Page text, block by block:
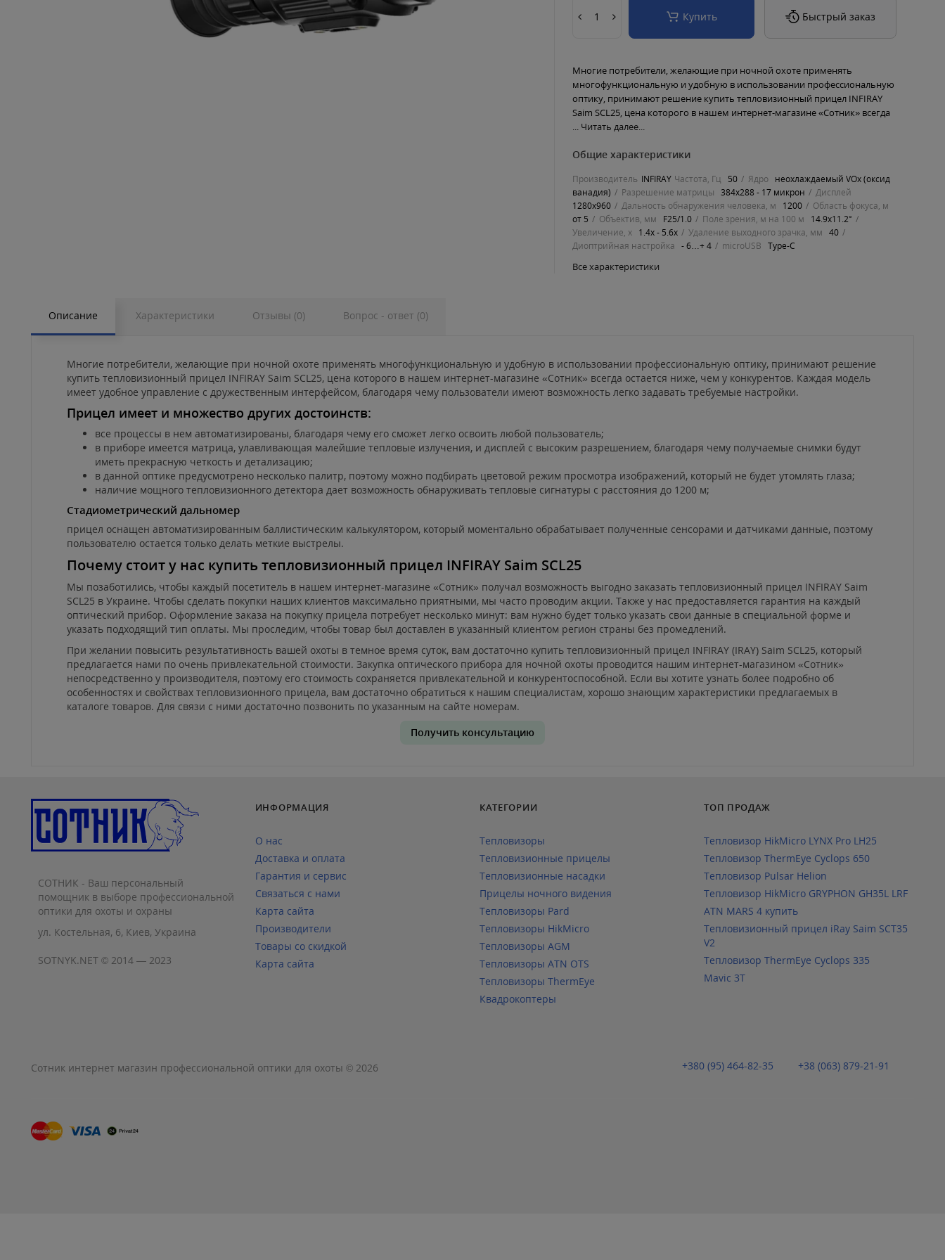
Купить Быстрый заказ
Многие потребители, желающие при ночной охоте применять
многофункциональную и удобную в использовании профессиональную
оптику, принимают решение купить тепловизионный прицел INFIRAY
Saim SCL25, цена которого в нашем интернет-магазине «Сотник» всегда
... Читать далее...
Общие характеристики
Производитель INFIRAY Частота, Гц 50 Ядро неохлаждаемый VOx (оксид
ванадия)
Разрешение матрицы 384x288 - 17 микрон
Дисплей
1280х960
Дальность обнаружения человека, м 1200
Область фокуса, м
от 5
Объектив, мм F25/1.0 Поле зрения, м на 100 м
14.9x11.2°
Увеличение, х 1.4х - 5.6х Удаление выходного зрачка, мм
40
Диоптрийная настройка
- 6…+ 4 microUSB Type-C
Все характеристики
Описание Характеристики Отзывы (0) Вопрос - ответ (0)
Многие потребители, желающие при ночной охоте применять многофункциональную и удобную в использовании профессиональную оптику, принимают решение
купить тепловизионный прицел INFIRAY Saim SCL25, цена которого в нашем интернет-магазине «Сотник» всегда остается ниже, чем у конкурентов. Каждая модель
имеет удобное управление с дружественным интерфейсом, благодаря чему пользователи имеют возможность легко задавать требуемые настройки.
Прицел имеет и множество других достоинств:
все процессы в нем автоматизированы, благодаря чему его сможет легко освоить любой пользователь;
в приборе имеется матрица, улавливающая малейшие тепловые излучения, и дисплей с высоким разрешением, благодаря чему получаемые снимки будут
иметь прекрасную четкость и детализацию;
в данной оптике предусмотрено несколько палитр, поэтому можно подбирать цветовой режим просмотра изображений, который не будет утомлять глаза;
наличие мощного тепловизионного детектора дает возможность обнаруживать тепловые сигнатуры с расстояния до 1200 м;
Стадиометрический дальномер
прицел оснащен автоматизированным баллистическим калькулятором, который моментально обрабатывает полученные сенсорами и датчиками данные, поэтому
пользователю остается только делать меткие выстрелы.
Почему стоит у нас купить тепловизионный прицел INFIRAY Saim SCL25
Мы позаботились, чтобы каждый посетитель в нашем интернет-магазине «Сотник» получал возможность выгодно заказать тепловизионный прицел INFIRAY Saim
SCL25 в Украине. Чтобы сделать покупки наших клиентов максимально приятными, мы часто проводим акции. Также у нас предоставляется гарантия на каждый
оптический прибор. Оформление заказа на покупку прицела потребует несколько минут: вам нужно будет только указать свои данные в специальной форме и
указать подходящий тип оплаты. Мы проследим, чтобы товар был доставлен в указанный клиентом регион страны без промедлений.
При желании повысить результативность вашей охоты в темное время суток, вам достаточно купить тепловизионный прицел INFIRAY (IRAY) Saim SCL25, который
предлагается нами по очень привлекательной стоимости. Закупка оптического прибора для ночной охоты проводится нашим интернет-магазином «Сотник»
непосредственно у производителя, поэтому его стоимость сохраняется привлекательной и конкурентоспособной. Если вы хотите узнать более подробно об
особенностях и свойствах тепловизионного прицела, вам достаточно обратиться к нашим специалистам, хорошо знающим характеристики предлагаемых в
каталоге товаров. Для связи с ними достаточно позвонить по указанным на сайте номерам.
Получить консультацию
СОТНИК - Ваш персональный
помощник в выборе профессиональной
оптики для охоты и охраны
ул. Костельная, 6, Киев, Украина
SOTNYK.NET © 2014 — 2023
ИНФОРМАЦИЯ
О нас
Доставка и оплата
Гарантия и сервис
Связаться с нами
Карта сайта
Производители
Товары со скидкой
Карта сайта
КАТЕГОРИИ
Тепловизоры
Тепловизионные прицелы
Тепловизионные насадки
Прицелы ночного видения
Тепловизоры Pard
Тепловизоры HikMicro
Тепловизоры AGM
Тепловизоры ATN OTS
Тепловизоры ThermEye
Квадрокоптеры
ТОП ПРОДАЖ
Тепловизор HikMicro LYNX Pro LH25
Тепловизор ThermEye Cyclops 650
Тепловизор Pulsar Helion
Тепловизор HikMicro GRYPHON GH35L LRF
ATN MARS 4 купить
Тепловизионный прицел iRay Saim SCT35
V2
Тепловизор ThermEye Cyclops 335
Mavic 3T
Сотник интернет магазин профессиональной оптики для охоты © 2026 +380 (95) 464-82-35 +38 (063) 879-21-91